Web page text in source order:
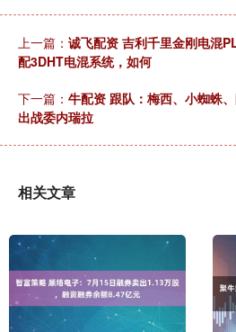
上一篇： 诚飞配资 吉利千里金刚电混
配3DHT电混系统，如何
下一篇： 牛配资 跟队：梅西、小蜘蛛
出战委内瑞拉
相关文章